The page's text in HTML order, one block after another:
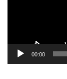
00:00